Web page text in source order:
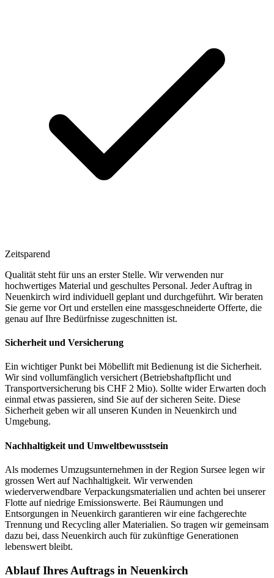
Zeitsparend
Qualität steht für uns an erster Stelle. Wir verwenden nur
hochwertiges Material und geschultes Personal. Jeder Auftrag in
Neuenkirch wird individuell geplant und durchgeführt. Wir beraten
Sie gerne vor Ort und erstellen eine massgeschneiderte Offerte, die
genau auf Ihre Bedürfnisse zugeschnitten ist.
Sicherheit und Versicherung
Ein wichtiger Punkt bei Möbellift mit Bedienung ist die Sicherheit.
Wir sind vollumfänglich versichert (Betriebshaftpflicht und
Transportversicherung bis CHF 2 Mio). Sollte wider Erwarten doch
einmal etwas passieren, sind Sie auf der sicheren Seite. Diese
Sicherheit geben wir all unseren Kunden in Neuenkirch und
Umgebung.
Nachhaltigkeit und Umweltbewusstsein
Als modernes Umzugsunternehmen in der Region Sursee legen wir
grossen Wert auf Nachhaltigkeit. Wir verwenden
wiederverwendbare Verpackungsmaterialien und achten bei unserer
Flotte auf niedrige Emissionswerte. Bei Räumungen und
Entsorgungen in Neuenkirch garantieren wir eine fachgerechte
Trennung und Recycling aller Materialien. So tragen wir gemeinsam
dazu bei, dass Neuenkirch auch für zukünftige Generationen
lebenswert bleibt.
Ablauf Ihres Auftrags in Neuenkirch